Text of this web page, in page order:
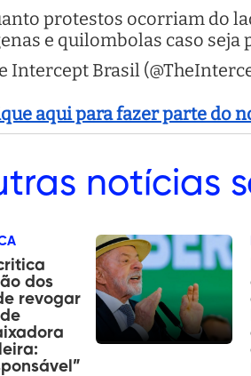
protestos ocorriam do
e quilombolas caso seja
Intercept Brasil
aqui para fazer parte do
notícias
dos
revogar